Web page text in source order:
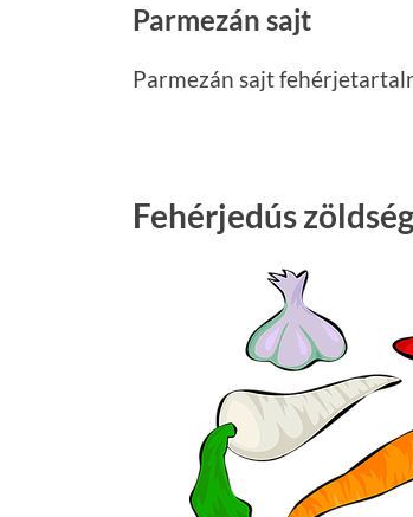
Parmezán sajt
Parmezán sajt
Fehérjedús